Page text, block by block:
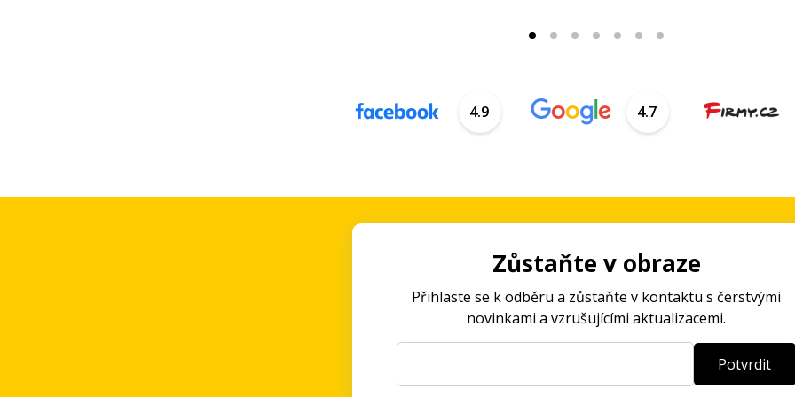
4.9 4.7
Zůstaňte v obraze
Přihlaste se k odběru a zůstaňte v kontaktu s čerstvými
novinkami a vzrušujícími aktualizacemi.